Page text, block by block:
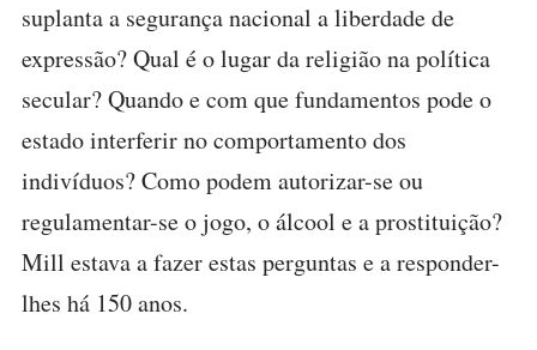
suplanta a segurança nacional a liberdade de
expressão? Qual é o lugar da religião na política
secular? Quando e com que fundamentos pode o
estado interferir no comportamento dos
indivíduos? Como podem autorizar-se ou
regulamentar-se o jogo, o álcool e a prostituição?
Mill estava a fazer estas perguntas e a responder-
lhes há 150 anos.